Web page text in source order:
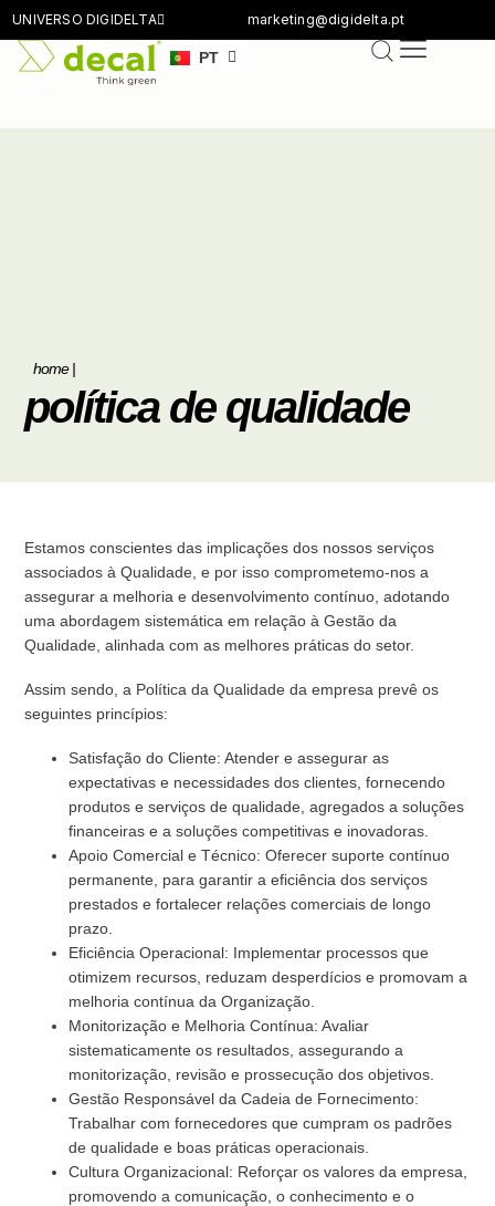
marketing@digidelta.pt
UNIVERSO DIGIDELTA
PT
DE
home|
política de qualidade
Estamos conscientes das implicações dos nossos serviços
associados à Qualidade, e por isso comprometemo-nos a
assegurar a melhoria e desenvolvimento contínuo, adotando
uma abordagem sistemática em relação à Gestão da
Qualidade, alinhada com as melhores práticas do setor.
Assim sendo, a Política da Qualidade da empresa prevê os
seguintes princípios:
Satisfação do Cliente: Atender e assegurar as
expectativas e necessidades dos clientes, fornecendo
produtos e serviços de qualidade, agregados a soluções
financeiras e a soluções competitivas e inovadoras.
Apoio Comercial e Técnico: Oferecer suporte contínuo
permanente, para garantir a eficiência dos serviços
prestados e fortalecer relações comerciais de longo
prazo.
Eficiência Operacional: Implementar processos que
otimizem recursos, reduzam desperdícios e promovam a
melhoria contínua da Organização.
Monitorização e Melhoria Contínua: Avaliar
sistematicamente os resultados, assegurando a
monitorização, revisão e prossecução dos objetivos.
Gestão Responsável da Cadeia de Fornecimento:
Trabalhar com fornecedores que cumpram os padrões
de qualidade e boas práticas operacionais.
Cultura Organizacional: Reforçar os valores da empresa,
promovendo a comunicação, o conhecimento e o